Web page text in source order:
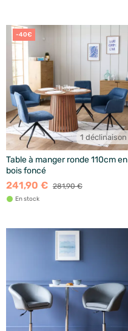
-40€
1 déclinaison
Table à manger ronde 110cm en
bois foncé
241,90 € 281,90 €
En stock